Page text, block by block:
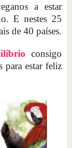
a estar
E nestes 25
de 40 países.
consigo
para estar feliz